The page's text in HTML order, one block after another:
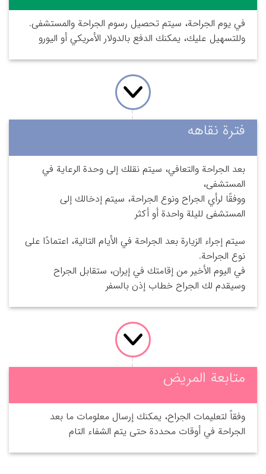
في يوم الجراحة، سيتم تحصيل رسوم الجراحة والمستشفى.
وللتسهيل عليك، يمكنك الدفع بالدولار الأمريكي أو اليورو
فترة نقاهه
بعد الجراحة والتعافي، سيتم نقلك إلى وحدة الرعاية في
المستشفى،
ووفقًا لرأي الجراح ونوع الجراحة، سيتم إدخالك إلى
المستشفى لليلة واحدة أو أكثر
سيتم إجراء الزيارة بعد الجراحة في الأيام التالية، اعتمادًا على
نوع الجراحة.
في اليوم الأخير من إقامتك في إيران، ستقابل الجراح
وسيقدم لك الجراح خطاب إذن بالسفر
متابعة المريض
وفقاً لتعليمات الجراح، يمكنك إرسال معلومات ما بعد
الجراحة في أوقات محددة حتى يتم الشفاء التام